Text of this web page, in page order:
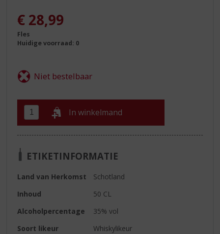
€ 28,99
Fles
Huidige voorraad: 0
In winkelmand
ETIKETINFORMATIE
Land van Herkomst
Schotland
Inhoud
50 CL
Alcoholpercentage
35% vol
Soort likeur
Whiskylikeur